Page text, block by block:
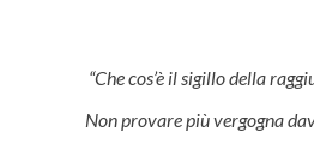
“Che cos’è il sigillo della
Non provare più vergogna